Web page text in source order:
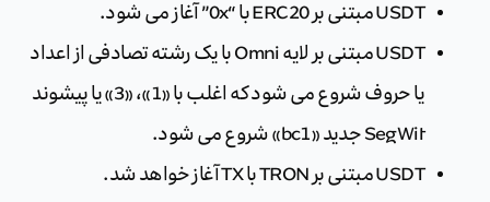
USDT مبتنی بر ERC20 با “0x” آغاز می شود.
USDT مبتنی بر لایه Omni با یک رشته تصادفی از اعداد
یا حروف شروع می شود که اغلب با «1»، «3» یا پیشوند
SegWit جدید «bc1» شروع می شود.
USDT مبتنی بر TRON با TX آغاز خواهد شد.